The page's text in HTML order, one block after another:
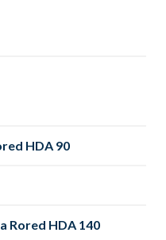
HDA 90
Rored HDA 140